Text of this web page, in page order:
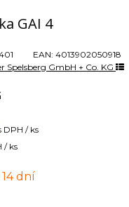
GAI 4
EAN: 4013902050918
Spelsberg GmbH + Co. KG
DPH / ks
/ ks
dní